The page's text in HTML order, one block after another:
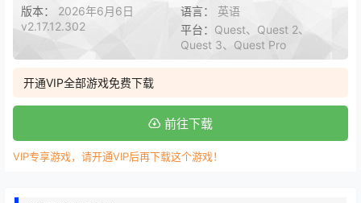
版本： 2026年6月6日
v2.17.12.302
语言： 英语
平台： Quest、Quest 2、
Quest 3、Quest Pro
开通VIP全部游戏免费下载
前往下载
VIP专享游戏，请开通VIP后再下载这个游戏！